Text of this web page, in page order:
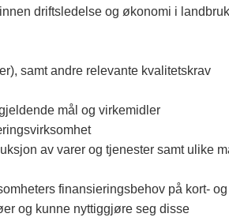
driftsledelse og økonomi i
samt andre relevante kvalitetskrav
mål og virkemidler
av varer og tjenester samt ulike
finansieringsbehov på kort-
og kunne nyttiggjøre seg disse